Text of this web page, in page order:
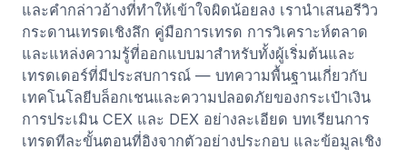
และคำกล่าวอ้างที่ทำให้เข้าใจผิดน้อยลง เรานำเสนอรีวิว
กระดานเทรดเชิงลึก คู่มือการเทรด การวิเคราะห์ตลาด
และแหล่งความรู้ที่ออกแบบมาสำหรับทั้งผู้เริ่มต้นและ
เทรดเดอร์ที่มีประสบการณ์ — บทความพื้นฐานเกี่ยวกับ
เทคโนโลยีบล็อกเชนและความปลอดภัยของกระเป๋าเงิน
การประเมิน CEX และ DEX อย่างละเอียด บทเรียนการ
เทรดทีละขั้นตอนที่อิงจากตัวอย่างประกอบ และข้อมูลเชิง